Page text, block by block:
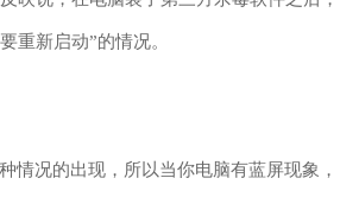
重新启动”的情况。
况的出现，所以当你电脑有蓝屏现象，